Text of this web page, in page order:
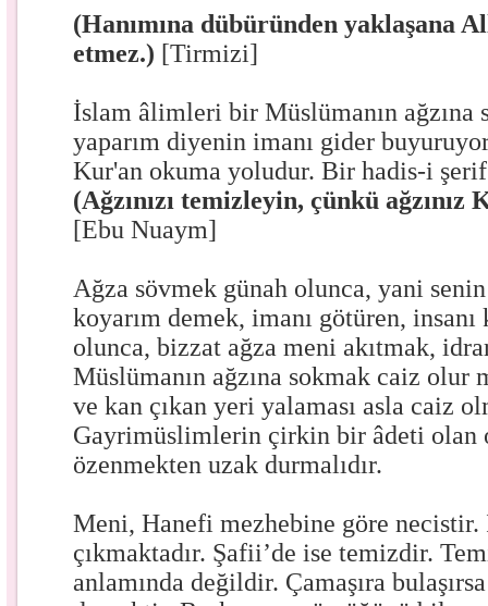
(Hanımına dübüründen yaklaşana
etmez.) [Tirmizi]
İslam âlimleri bir Müslümanın ağzına
yaparım diyenin imanı gider
Kur'an okuma yoludur. Bir hadis-i
(Ağzınızı temizleyin, çünkü ağzınız
[Ebu Nuaym]
Ağza sövmek günah olunca, yani
koyarım demek, imanı götüren,
olunca, bizzat ağza meni akıtmak,
Müslümanın ağzına sokmak caiz olur
ve kan çıkan yeri yalaması asla caiz
Gayrimüslimlerin çirkin bir âdeti olan
özenmekten uzak durmalıdır.
Meni, Hanefi mezhebine göre necistir.
çıkmaktadır. Şafii’de ise temizdir.
anlamında değildir. Çamaşıra